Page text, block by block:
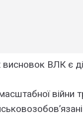
висновок ВЛК є
війни